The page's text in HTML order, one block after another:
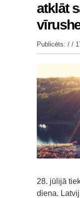
atklāt
Publicēts: / /
28. jūlijā
diena.